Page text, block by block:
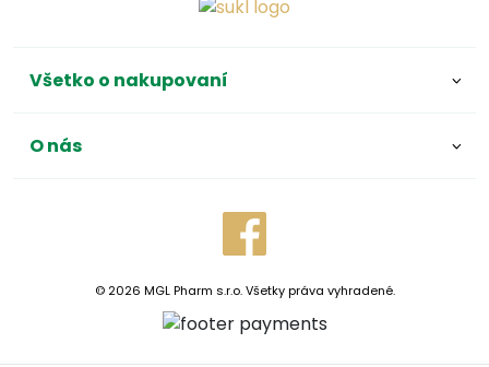
Všetko o nakupovaní
O nás
© 2026 MGL Pharm s.r.o. Všetky práva vyhradené.